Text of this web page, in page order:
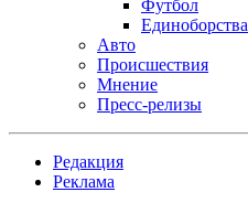
Футбол
Единоборства
Авто
Происшествия
Мнение
Пресс-релизы
Редакция
Реклама